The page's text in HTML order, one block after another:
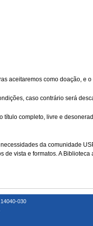
aceitaremos como doação, e
caso contrário será
título completo, livre e
da comunidade
vista e formatos. A
030